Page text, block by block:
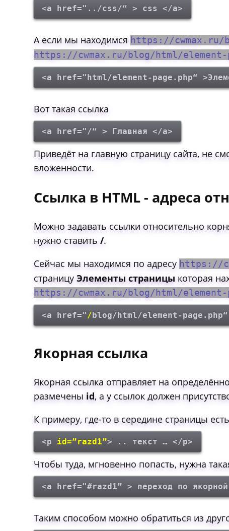
<a href="../css/“ > css </a>
А если мы находимся https://cwmax.ru/
https://cwmax.ru/blog/html/element-
<a href="html/element-page.php“
Вот такая ссылка
<a href="/“ > Главная </a>
Приведёт на главную страницу сайта, не
вложенности.
Ссылка в HTML - адреса
Можно задавать ссылки относительно
нужно ставить/.
Сейчас мы находимся по адресу https://
страницуЭлементы страницы которая
https://cwmax.ru/blog/html/element-
<a href="/blog/html/element-
Якорная ссылка
Якорная ссылка отправляет на
размечены id, а у ссылок должен
К примеру, где-то в середине страницы
<p id=”razd1”> .. текст … </p>
Чтобы туда, мгновенно попасть, нужна
<a href="#razd1” > переход по
Таким способом можно обратиться из